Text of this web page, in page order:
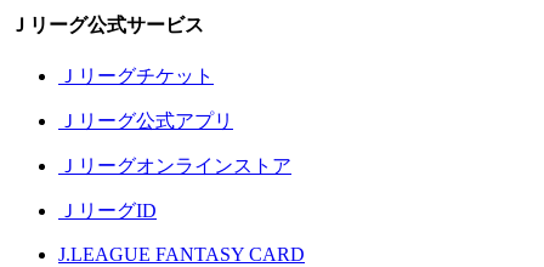
Ｊリーグ公式サービス
Ｊリーグチケット
Ｊリーグ公式アプリ
Ｊリーグオンラインストア
ＪリーグID
J.LEAGUE FANTASY CARD